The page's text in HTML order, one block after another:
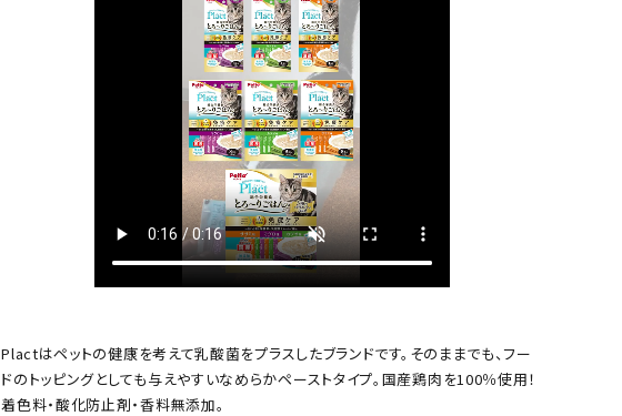
Plactはペットの健康を考えて乳酸菌をプラスしたブランドです。そのままでも、フー
ドのトッピングとしても与えやすいなめらかペーストタイプ。国産鶏肉を100％使用！
着色料・酸化防止剤・香料無添加。